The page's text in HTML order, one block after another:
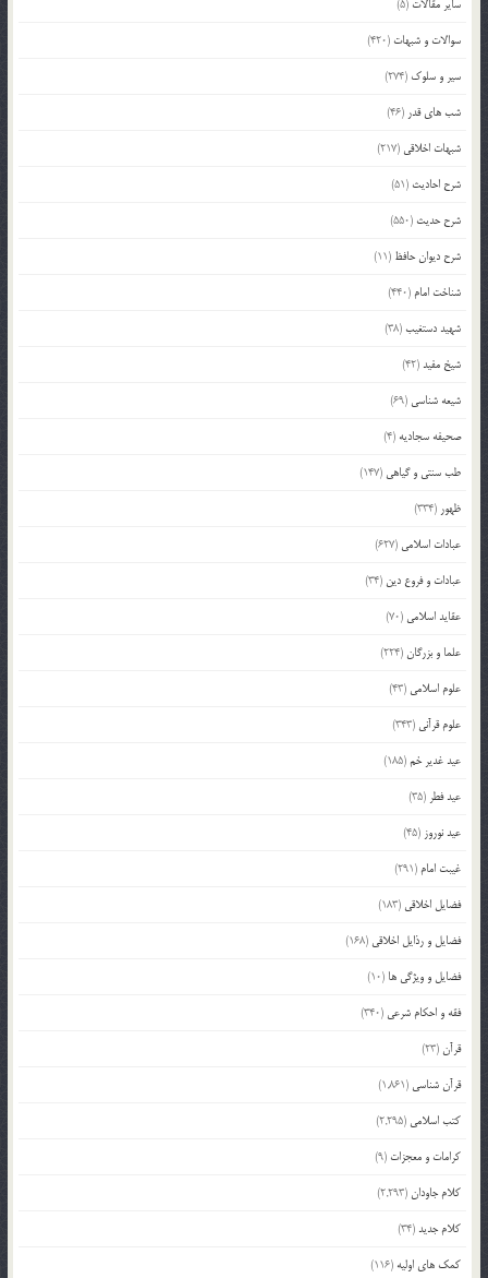
سایر مقالات (5)
سوالات و شبهات (420)
سیر و سلوک (274)
شب های قدر (46)
شبهات اخلاقی (217)
شرح احادیث (51)
شرح حدیث (550)
شرح دیوان حافظ (11)
شناخت امام (440)
شهید دستغیب(38)
شیخ مفید(42)
شیعه شناسی (69)
صحیفه سجادیه (4)
طب سنتی و گیاهی (147)
ظهور (334)
عبادات اسلامی (627)
عبادات و فروع دین (34)
عقاید اسلامی (70)
علما و بزرگان(224)
علوم اسلامی (43)
علوم قرآنی (343)
عید غدیر خم(185)
عید فطر (35)
عید نوروز (45)
غیبت امام (291)
فضایل اخلاقی (183)
فضایل و رذایل اخلاقی (168)
فضایل و ویژگی ها (10)
فقه و احکام شرعی (340)
قرآن(23)
قرآن شناسی (1,861)
کتب اسلامی (2,295)
کرامات و معجزات (9)
کلام جاودان(2,293)
کلام جدید(34)
کمک های اولیه (116)